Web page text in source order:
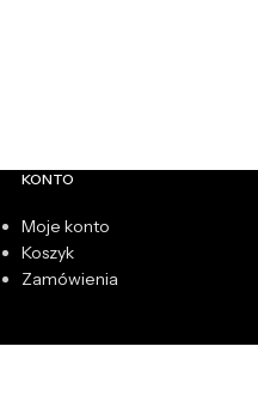
KONTO
Moje konto
Koszyk
Zamówienia